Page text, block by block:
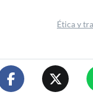
Ética y